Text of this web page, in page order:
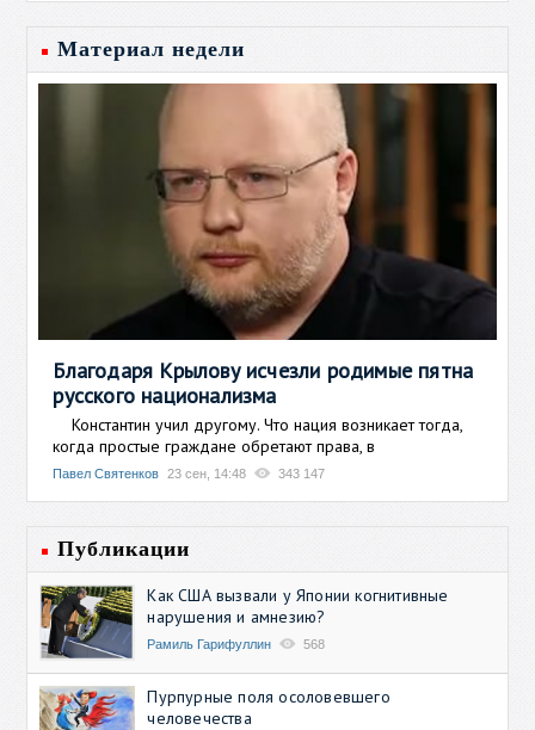
Материал недели
Благодаря Крылову исчезли родимые пятна
русского национализма
Константин учил другому. Что нация возникает тогда,
когда простые граждане обретают права, в
Павел Святенков 23 сен, 14:48 343 147
Публикации
Как США вызвали у Японии когнитивные
нарушения и амнезию?
Рамиль Гарифуллин 568
Пурпурные поля осоловевшего
человечества